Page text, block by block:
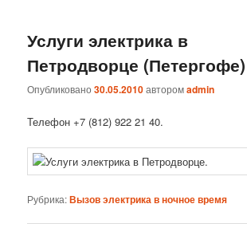
Услуги электрика в
Петродворце (Петергофе)
Опубликовано30.05.2010авторомadmin
Телефон +7 (812) 922 21 40.
Рубрика:Вызов электрика в ночное время